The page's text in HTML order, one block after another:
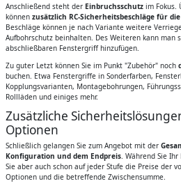
Anschließend steht der Einbruchsschutzim Fokus.
können zusätzlich RC-Sicherheitsbeschläge für
Beschläge können je nach Variante weitere
Aufbohrschutz beinhalten. Des Weiteren kann
abschließbaren Fenstergriff hinzufügen.
Zu guter Letzt können Sie im Punkt "Zubehör" noch
buchen. Etwa Fenstergriffe in Sonderfarben,
Kopplungsvarianten, Montagebohrungen,
Rollläden und einiges mehr.
Zusätzliche
Optionen
Schließlich gelangen Sie zum Angebot mit der
Konfiguration und dem Endpreis. Während Sie Ihr
Sie aber auch schon auf jeder Stufe die Preise der
Optionen und die betreffende Zwischensumme.